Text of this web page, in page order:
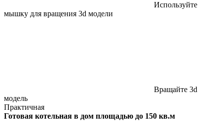
Используйте
мышку для вращения 3d модели
Вращайте 3d
модель
Практичная
Готовая котельная в дом площадью до 150 кв.м